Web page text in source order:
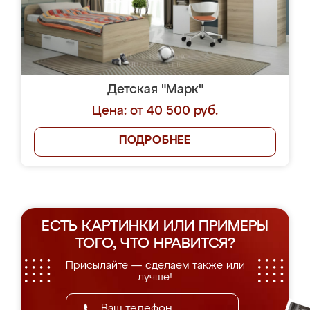
Детская "Марк"
Цена: от 40 500 руб.
ПОДРОБНЕЕ
ЕСТЬ КАРТИНКИ ИЛИ ПРИМЕРЫ
ТОГО, ЧТО НРАВИТСЯ?
Присылайте — сделаем также или
лучше!